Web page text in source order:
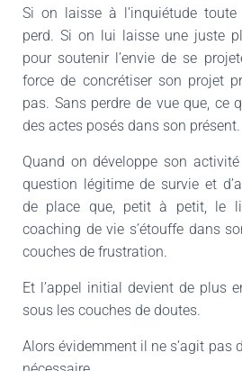
Si on laisse à l’inquiétude toute
perd. Si on lui laisse une juste
pour soutenir l’envie de se
force de concrétiser son projet
pas. Sans perdre de vue que, ce
des actes posés dans son présent.
Quand on développe son
question légitime de survie et
de place que, petit à petit, le
coaching de vie s’étouffe dans
couches de frustration.
Et l’appel initial devient de plus
sous les couches de doutes.
Alors évidemment il ne s’agit pas